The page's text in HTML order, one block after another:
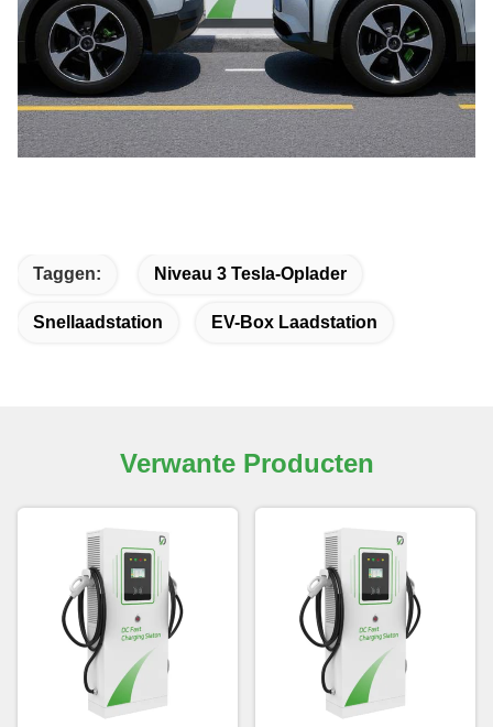
Taggen: Niveau 3 Tesla-Oplader
Snellaadstation EV-Box Laadstation
Verwante Producten